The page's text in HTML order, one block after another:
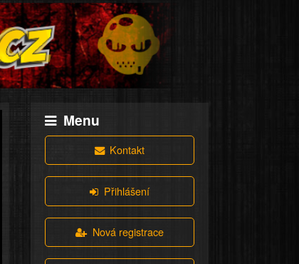
Menu
Kontakt
Přihlášení
Nová registrace